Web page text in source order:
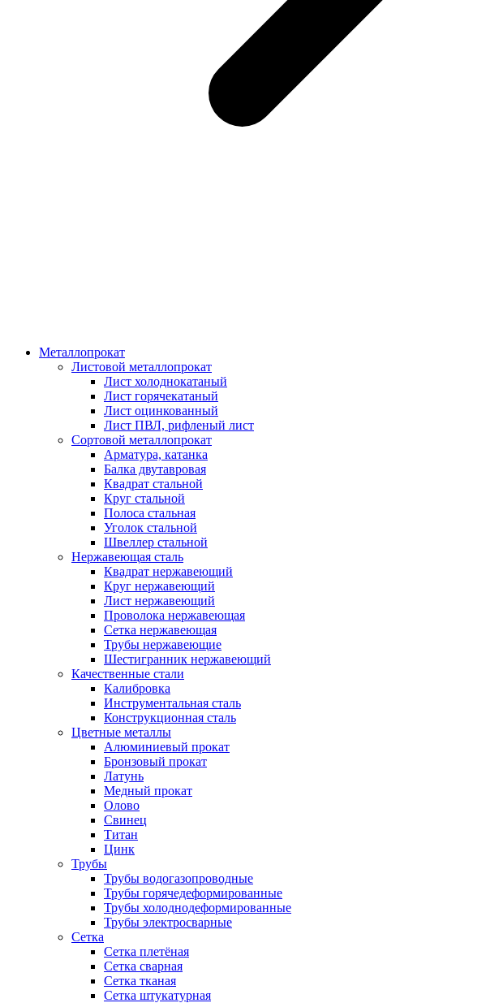
Металлопрокат
Листовой металлопрокат
Лист холоднокатаный
Лист горячекатаный
Лист оцинкованный
Лист ПВЛ, рифленый лист
Сортовой металлопрокат
Арматура, катанка
Балка двутавровая
Квадрат стальной
Круг стальной
Полоса стальная
Уголок стальной
Швеллер стальной
Нержавеющая сталь
Квадрат нержавеющий
Круг нержавеющий
Лист нержавеющий
Проволока нержавеющая
Сетка нержавеющая
Трубы нержавеющие
Шестигранник нержавеющий
Качественные стали
Калибровка
Инструментальная сталь
Конструкционная сталь
Цветные металлы
Алюминиевый прокат
Бронзовый прокат
Латунь
Медный прокат
Олово
Свинец
Титан
Цинк
Трубы
Трубы водогазопроводные
Трубы горячедеформированные
Трубы холоднодеформированные
Трубы электросварные
Сетка
Сетка плетёная
Сетка сварная
Сетка тканая
Сетка штукатурная